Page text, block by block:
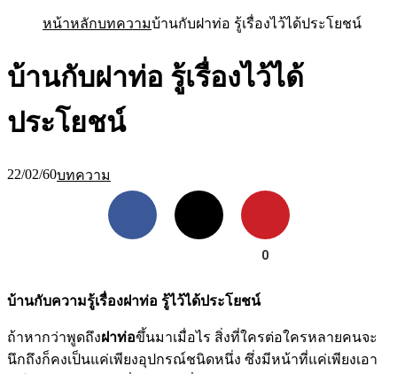
หน้าหลักบทความบ้านกับฝาท่อ รู้เรื่องไว้ได้ประโยชน์
บ้านกับฝาท่อ รู้เรื่องไว้ได้
ประโยชน์
22/02/60บทความ
0
บ้านกับความรู้เรื่องฝาท่อ รู้ไว้ได้ประโยชน์
ถ้าหากว่าพูดถึงฝาท่อขึ้นมาเมื่อไร สิ่งที่ใครต่อใครหลายคนจะ
นึกถึงก็คงเป็นแค่เพียงอุปกรณ์ชนิดหนึ่ง ซึ่งมีหน้าที่แค่เพียงเอา